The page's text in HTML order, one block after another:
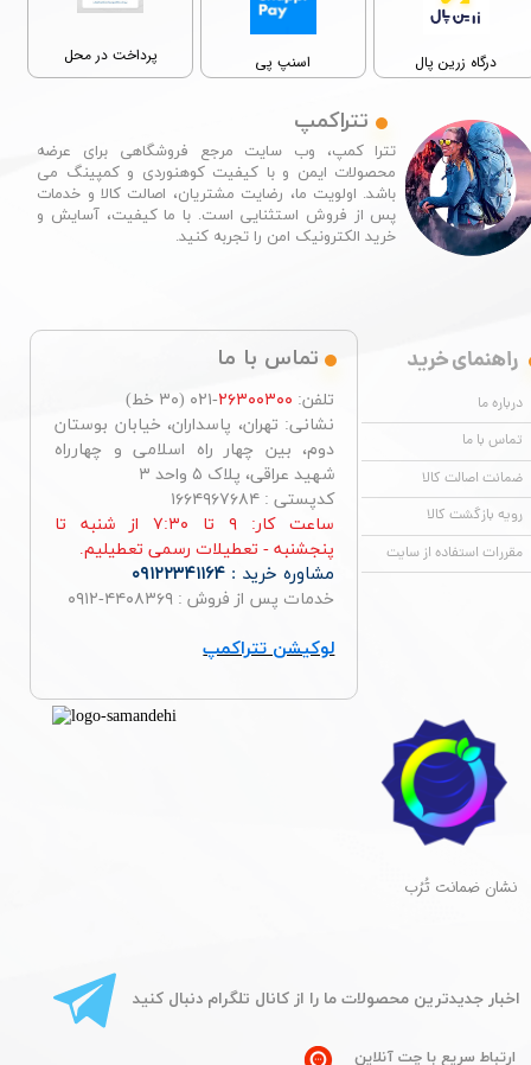
راهنمای خرید
درباره ما
تماس با ما
ضمانت اصالت کالا
رویه بازگشت کالا
مقررات استفاده از سایت
درگاه زرین پال اسنپ پی پرداخت در محل
تترا کمپ، وب سایت مرجع فروشگاهی برای عرضه
محصولات ایمن و با کیفیت کوهنوردی و کمپینگ می
باشد. اولویت ما، رضایت مشتریان، اصالت کالا و خدمات
پس از فروش استثنایی است. با ما کیفیت، آسایش و
خرید الکترونیک امن را تجربه کنید.​​​​​​​
تتراکمپ
​نشان ضمانت تُرُب
​اخبار جدیدترین محصولات ما را از کانال تلگرام دنبال کنید
ارتباط سریع با چت آنلاین
تماس با ما
تلفن: ۲۶۳۰۰۳۰۰-۰۲۱ (۳۰ خط)
نشانی: تهران، پاسداران، خیابان بوستان
دوم، بین چهار راه اسلامی و چهارراه
شهید عراقی، پلاک ۵ واحد ۳
کدپستی : ۱۶۶۴۹۶۷۶۸۴
ساعت کار: ۹ تا ۷:۳۰ از شنبه تا
پنجشنبه - تعطیلات رسمی تعطیلیم.
مشاوره خرید : ۰۹۱۲۲۳۴۱۱۶۴
خدمات پس از فروش : ۴۴۰۸۳۶۹-۰۹۱۲
لوکیشن تتراکمپ